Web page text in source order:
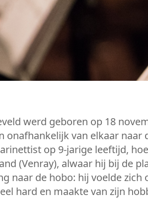
werd geboren op 18
onafhankelijk van elkaar naar
op 9-jarige leeftijd,
(Venray), alwaar hij bij de
naar de hobo: hij voelde
hard en maakte van zijn